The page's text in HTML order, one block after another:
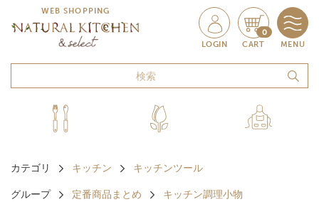
WEB SHOPPING
LOGIN
0
CART MENU
カテゴリ キッチン キッチンツール
グループ 定番商品まとめ キッチン調理小物